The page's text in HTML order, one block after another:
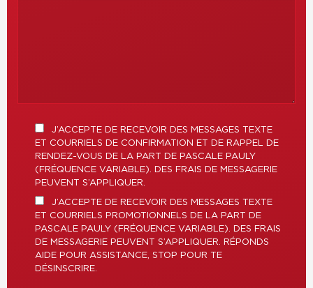
J’ACCEPTE DE RECEVOIR DES MESSAGES TEXTE
ET COURRIELS DE CONFIRMATION ET DE RAPPEL DE
RENDEZ-VOUS DE LA PART DE PASCALE PAULY
(FRÉQUENCE VARIABLE). DES FRAIS DE MESSAGERIE
PEUVENT S’APPLIQUER.
J’ACCEPTE DE RECEVOIR DES MESSAGES TEXTE
ET COURRIELS PROMOTIONNELS DE LA PART DE
PASCALE PAULY (FRÉQUENCE VARIABLE). DES FRAIS
DE MESSAGERIE PEUVENT S’APPLIQUER. RÉPONDS
AIDE POUR ASSISTANCE, STOP POUR TE
DÉSINSCRIRE.